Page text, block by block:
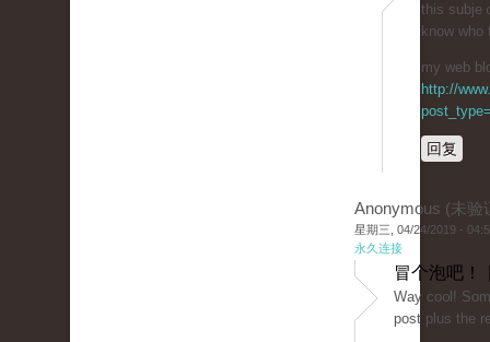
this subje
know who
my web
http://
回复
Anonymous (未验
星期三, 04/24/2019 -
永久连接
冒个泡吧！
Way co᧐l!
post plus the